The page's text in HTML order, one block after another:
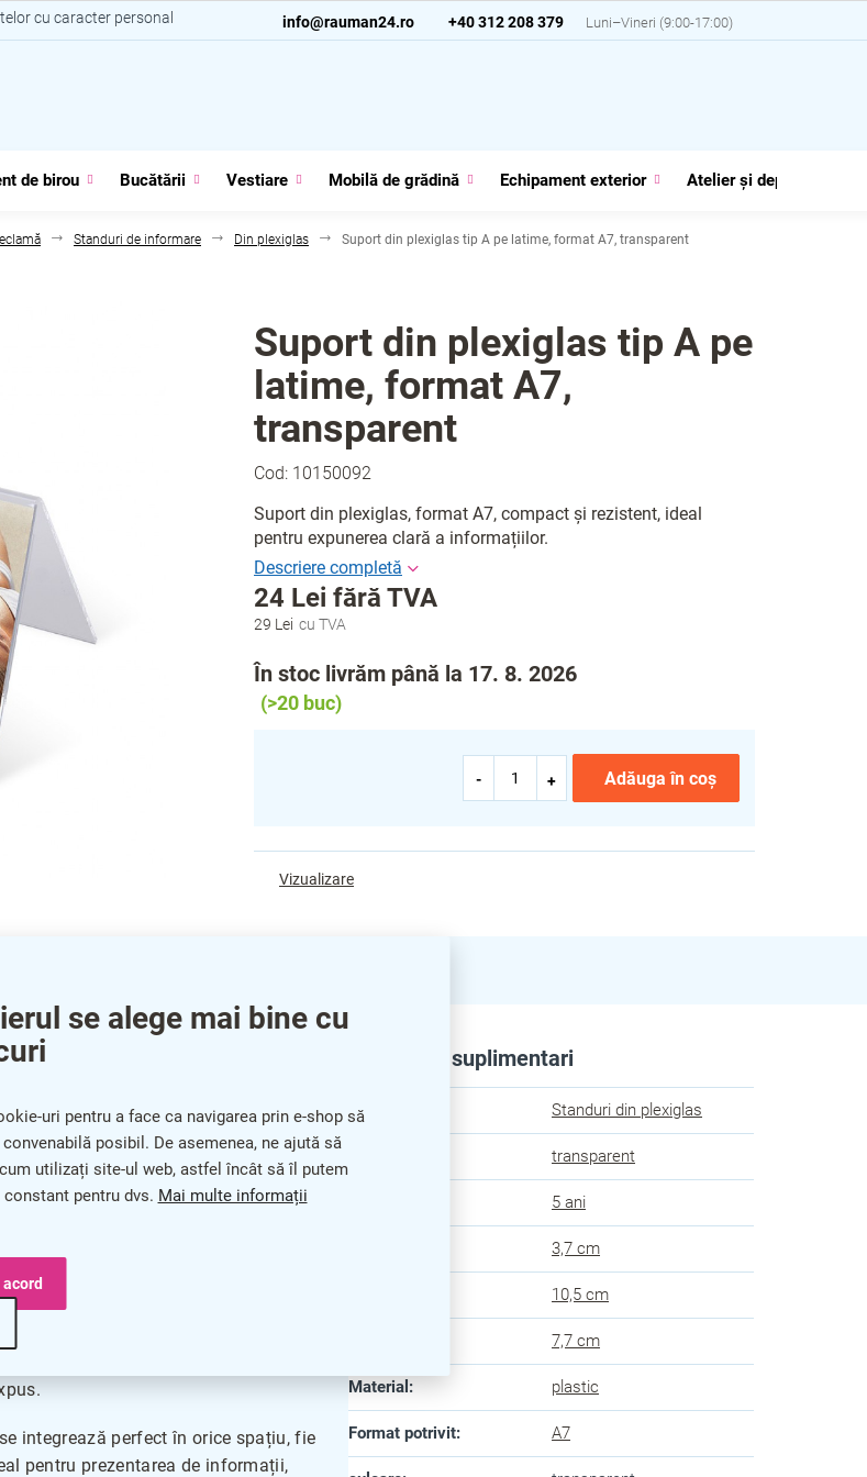
se alege mai bine cu
uri pentru a face ca navigarea prin e-shop să
posibil. De asemenea, ne ajută să
utilizați site-ul web, astfel încât să îl putem
pentru dvs. Mai multe informații
+40 312 208 379
info@rauman24.ro
cu caracter personal
de birou Bucătării Vestiare Mobilă de grădină Echipament exterior Atelier și depozit
Standuri de informare Din plexiglas Suport din plexiglas tip A pe latime, format A7, transparent
Suport din plexiglas tip A pe
latime, format A7,
transparent
Cod: 10150092
Suport din plexiglas, format A7, compact și rezistent, ideal
pentru expunerea clară a informațiilor.
29 Lei
24 Lei fără TVA
Evaluare
În stoc livrăm până la 17. 8. 2026
(>20 buc)
Adăuga în coş
Vizualizare
A7
elegantă pentru afișarea materialelor
rezistență și durabilitate, asigurând
integrează perfect în orice spațiu, fie
pentru prezentarea de informații,
Parametri suplimentari
Categorie Standuri din plexiglas
transparent
5 ani
3,7 cm
10,5 cm
7,7 cm
Material : plastic
Format potrivit: A7